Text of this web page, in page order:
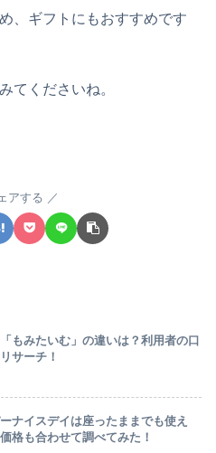
、ギフトにもおすすめです
てくださいね。
アする
もみたいむ」の違いは？利用者の口
サーチ！
ナイスデイは座ったままでも使え
格も合わせて調べてみた！